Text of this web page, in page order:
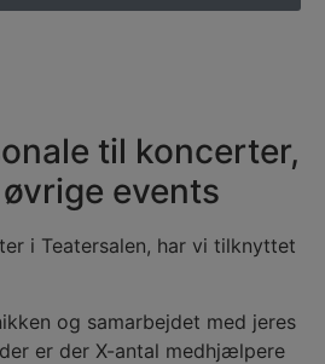
til koncerter,
events
i Teatersalen, har vi tilknyttet
og samarbejdet med jeres
er der X-antal medhjælpere